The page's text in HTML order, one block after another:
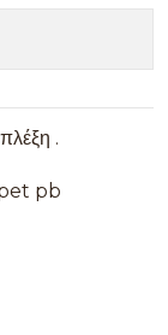
.
pb